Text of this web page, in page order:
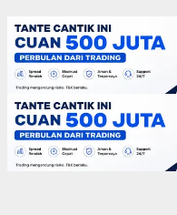
HOME
FILTER
BERITA
BIODATA
CERITA
CERPEN
EKSKLUSIF
FOTO
VIDEO
TIPS
MORE